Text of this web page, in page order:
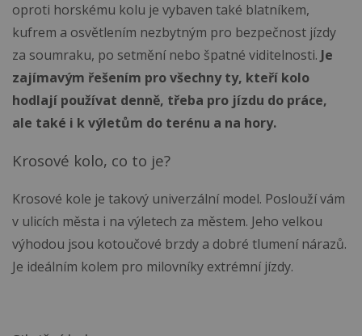
oproti horskému kolu je vybaven také blatníkem,
kufrem a osvětlením nezbytným pro bezpečnost jízdy
za soumraku, po setmění nebo špatné viditelnosti. Je
zajímavým řešením pro všechny ty, kteří kolo
hodlají používat denně, třeba pro jízdu do práce,
ale také i k výletům do terénu a na hory.
Krosové kolo, co to je?
Krosové kole je takový univerzální model. Poslouží vám
v ulicích města i na výletech za městem. Jeho velkou
výhodou jsou kotoučové brzdy a dobré tlumení nárazů.
Je ideálním kolem pro milovníky extrémní jízdy.